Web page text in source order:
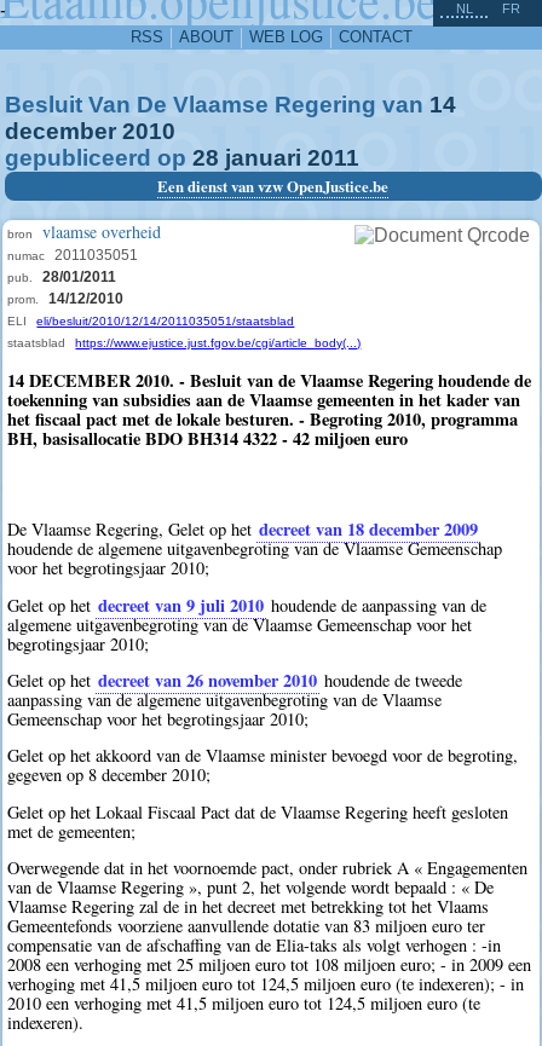
-
RSS ABOUT WEB LOG CONTACT
NL FR
Besluit Van De Vlaamse Regering van 14
december 2010
gepubliceerd op 28 januari 2011
Een dienst van vzw OpenJustice.be
bron vlaamse overheid
numac 2011035051
pub. 28/01/2011
prom. 14/12/2010
ELI
eli/besluit/2010/12/14/2011035051/staatsblad
staatsblad
https://www.ejustice.just.fgov.be/cgi/article_body(...)
14 DECEMBER 2010. - Besluit van de Vlaamse Regering houdende de
toekenning van subsidies aan de Vlaamse gemeenten in het kader van
het fiscaal pact met de lokale besturen. - Begroting 2010, programma
BH, basisallocatie BDO BH314 4322 - 42 miljoen euro
De Vlaamse Regering, Gelet op het decreet van 18 december 2009
houdende de algemene uitgavenbegroting van de Vlaamse Gemeenschap
voor het begrotingsjaar 2010;
Gelet op het decreet van 9 juli 2010 houdende de aanpassing van de
algemene uitgavenbegroting van de Vlaamse Gemeenschap voor het
begrotingsjaar 2010;
Gelet op het decreet van 26 november 2010 houdende de tweede
aanpassing van de algemene uitgavenbegroting van de Vlaamse
Gemeenschap voor het begrotingsjaar 2010;
Gelet op het akkoord van de Vlaamse minister bevoegd voor de begroting,
gegeven op 8 december 2010;
Gelet op het Lokaal Fiscaal Pact dat de Vlaamse Regering heeft gesloten
met de gemeenten;
Overwegende dat in het voornoemde pact, onder rubriek A « Engagementen
van de Vlaamse Regering », punt 2, het volgende wordt bepaald : « De
Vlaamse Regering zal de in het decreet met betrekking tot het Vlaams
Gemeentefonds voorziene aanvullende dotatie van 83 miljoen euro ter
compensatie van de afschaffing van de Elia-taks als volgt verhogen : -in
2008 een verhoging met 25 miljoen euro tot 108 miljoen euro; - in 2009 een
verhoging met 41,5 miljoen euro tot 124,5 miljoen euro (te indexeren); - in
2010 een verhoging met 41,5 miljoen euro tot 124,5 miljoen euro (te
indexeren).
^